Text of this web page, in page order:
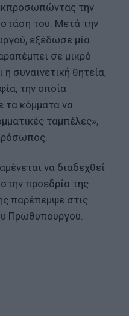
την
στάση του. Μετά την
εξέδωσε μία
σε μικρό
η συναινετική θητεία,
την οποία
τα κόμματα να
ταμπέλες»,
να διαδεχθεί
προεδρία της
παρέπεμψε στις
Πρωθυπουργού.